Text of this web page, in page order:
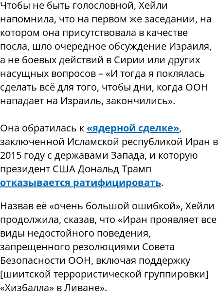
Чтобы не быть голословной, Хейли
напомнила, что на первом же заседании, на
котором она присутствовала в качестве
посла, шло очередное обсуждение Израиля,
а не боевых действий в Сирии или других
насущных вопросов – «И тогда я поклялась
сделать всё для того, чтобы дни, когда ООН
нападает на Израиль, закончились».
Она обратилась к«ядерной сделке»,
заключенной Исламской республикой Иран в
2015 году с державами Запада, и которую
президент США Дональд Трамп
отказывается ратифицировать.
Назвав её «очень большой ошибкой», Хейли
продолжила, сказав, что «Иран проявляет все
виды недостойного поведения,
запрещенного резолюциями Совета
Безопасности ООН, включая поддержку
[шиитской террористической группировки]
«Хизбалла» в Ливане».